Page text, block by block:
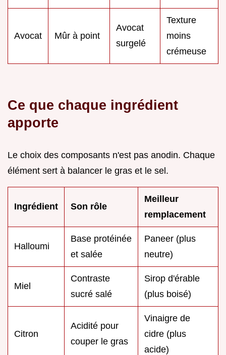
Avocat Mûr à point
Avocat
surgelé
Texture
moins
crémeuse
Ce que chaque ingrédient
apporte
Le choix des composants n'est pas anodin. Chaque
élément sert à balancer le gras et le sel.
Ingrédient Son rôle
Meilleur
remplacement
Halloumi
Base protéinée
et salée
Paneer (plus
neutre)
Miel
Contraste
sucré salé
Sirop d'érable
(plus boisé)
Citron
Acidité pour
couper le gras
Vinaigre de
cidre (plus
acide)